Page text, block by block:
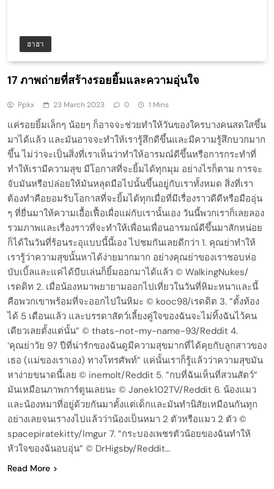
ฮาฮา
17 ภาพถ่ายที่สร้างรอยยิ้มและความอุ่นใจ
Ppkx 23 March 2023 0 1 Mins
แค่รอยยิ้มเล็กๆ น้อยๆ ก็อาจจะช่วยทำให้วันของใครบางคนสดใสขึ้น
มาได้แล้ว และมันอาจจะทำให้เรารู้สึกดีขึ้นและมีความรู้สึกบวกมาก
ขึ้น ไม่ว่าจะเป็นสิ่งที่เราเห็นว่าทำให้อารมณ์ดีขึ้นหรือการกระทำที่
ทำให้เรามีความสุข มีโอกาสที่จะยิ้มได้ทุกมุม อย่างไรก็ตาม การจะ
จับมันหรือปล่อยให้มันหลุดมือไปนั้นขึ้นอยู่กับเราทั้งหมด สิ่งที่เรา
ต้องทำคือยอมรับโอกาสที่จะยิ้มได้ทุกเมื่อที่มีเรื่องราวดีดีหรือมืออุ่น
ๆ ที่ยื่นมาให้ความเอื้อเฟื้อเผื่อแผ่กับเรานั้นเอง วันนี้พวกเราก็เลยลอง
รวมภาพและเรื่องราวที่จะทำให้เพื่อนเพื่อนอารมณ์ดีขึ้นมาสักหน่อย
ก็ได้ในวันที่ร้อนระอุแบบนี้นี้เอง ไปชมกันเลยดีกว่า 1. คุณย่าทำให้
เรารู้ว่าความสุขนั้นหาได้ง่ายมากมาก อย่างคุณย่าของเราชอบห่อ
บับเบิ้ลและแค่ได้บีบเล่นก็ยิ้มออกมาได้แล้ว © WalkingNukes/
เรดดิท 2. เมื่อน้องหมาพยายามออกไปเที่ยวในวันที่หิมะหนาและนี้
คือพวกเขาพร้อมที่จะออกไปในหิมะ © kooc98/เรดดิต 3. ”ตั้งท้อง
ได้ 5 เดือนแล้ว และบรรดาสัตว์เลี้ยงคู่ใจของฉันจะไม่ทิ้งฉันไว้คน
เดียวเลยตั้งแต่นั้น” © thats-not-my-name-93/Reddit 4.
‘คุณย่าวัย 97 ปีที่น่ารักของฉันดูมีความสุขมากที่ได้คุยกับลูกสาวของ
เธอ (แม่ของเราเอง) ทางโทรศัพท์” แค่นั้นเราก็รู้แล้วว่าความสุขมัน
หาง่ายขนาดนี้เลย © inemolt/Reddit 5. ”กบที่ฉันเห็นที่สวนสัตว์”
มันเหมือนภาพการ์ตูนเลยนะ © Janek102TV/Reddit 6. น้องแมว
และน้องหมาที่อยู่ด้วยกันมาตั้งแต่เด็กและมันทำนิสัยเหมือนกันทุก
อย่างเลยจนเรางงไปแล้วว่าน้องเป็นหมา 2 ตัวหรือแมว 2 ตัว ©
spacepiratekitty/Imgur 7. ”กระบองเพชรตัวน้อยของฉันทำให้
หัวใจของฉันอบอุ่น” © DrHigsby/Reddit…
Read More